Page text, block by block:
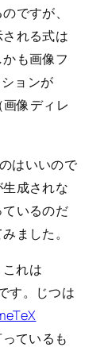
ですが、
れる式は
も画像フ
ョンが
像ディレ
はいいので
成されな
いるのだ
ました。
れは
す。じつは
ているも